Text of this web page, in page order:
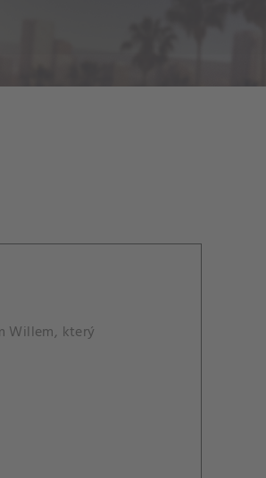
Willem, který